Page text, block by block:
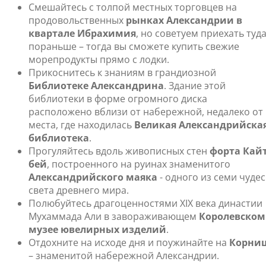
Смешайтесь с толпой местных торговцев на
продовольственных рынках Александрии в
квартале Ибрахимия, но советуем приехать туда
пораньше – тогда вы сможете купить свежие
морепродукты прямо с лодки.
Прикоснитесь к знаниям в грандиозной
Библиотеке Александрина. Здание этой
библиотеки в форме огромного диска
расположено вблизи от набережной, недалеко от
места, где находилась Великая
библиотека.
Прогуляйтесь вдоль живописных стен форта
бей, построенного на руинах знаменитого
Александрийского маяка - одного из семи чудес
света древнего мира.
Полюбуйтесь драгоценностями XIX века династии
Мухаммада Али в завораживающем Королевском
музее ювелирных изделий.
Отдохните на исходе дня и поужинайте на
– знаменитой набережной Александрии.